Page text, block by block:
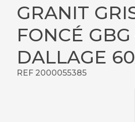
GRANIT
FONCÉ GBG
DALLAGE
REF 2000055385